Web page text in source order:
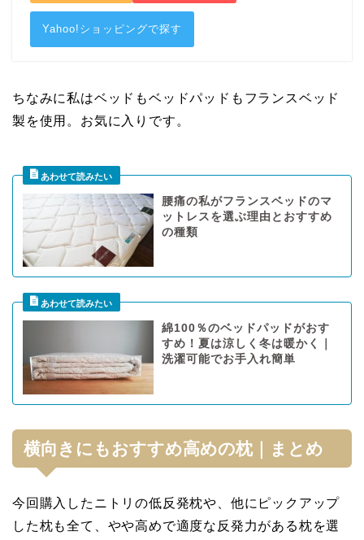
Yahoo!ショッピングで探す
ちなみに私はベッドもベッドパッドもフランスベッド
製を使用。お気に入りです。
腰痛の私がフランスベッドのマ
ットレスを選ぶ理由とおすすめ
の種類
綿100％のベッドパッドがおす
すめ！夏は涼しく冬は暖かく｜
洗濯可能でお手入れ簡単
横向きにもおすすめ高めの枕｜まとめ
今回購入したニトリの低反発枕や、他にピックアップ
した枕も全て、やや高めで適度な反発力がある枕を選